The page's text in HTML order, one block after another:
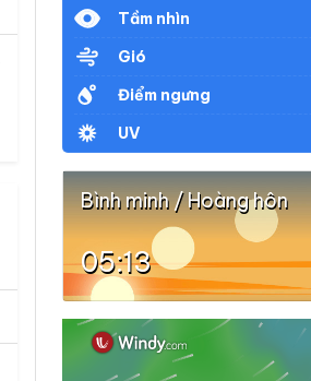
Tầm nhìn
Gió
Điểm ngưng
UV
Bình minh / Hoàng hôn
05:13